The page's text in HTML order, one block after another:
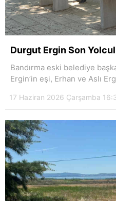
Durgut Ergin Son
Bandırma eski belediye
Ergin’in eşi, Erhan ve Aslı
17 Haziran 2026 Çarşamba